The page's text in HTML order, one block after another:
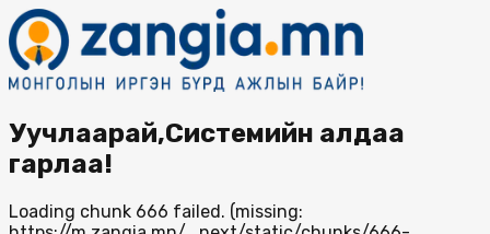
Уучлаарай,Системийн алдаа
гарлаа!
Loading chunk 666 failed. (missing: